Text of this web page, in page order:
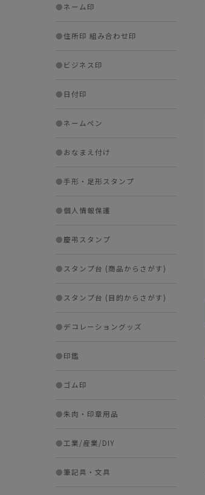
●ネーム印
●住所印 組み合わせ印
● ビジネス印
● 日付印
●ネームペン
●おなまえ付け
●手形・足形スタンプ
●個人情報保護
●慶弔スタンプ
● スタンプ台 (商品からさがす)
● スタンプ台 (目的からさがす)
●デコレーショングッズ
●印鑑
●ゴム印
●朱肉・印章用品
●工業/産業/DIY
●筆記具・文具